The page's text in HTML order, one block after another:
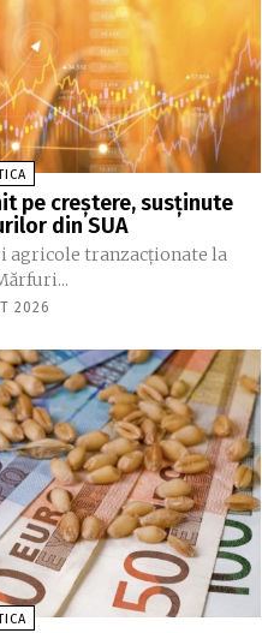
pe creștere, susținute
din SUA
tranzacționate la
2026